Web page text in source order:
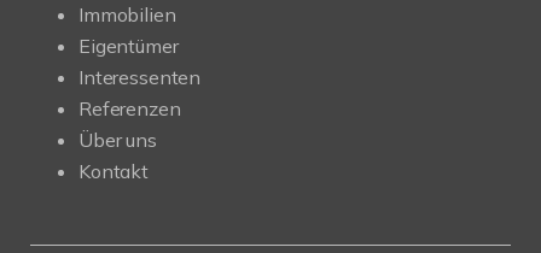
Immobilien
Eigentümer
Interessenten
Referenzen
Über uns
Kontakt